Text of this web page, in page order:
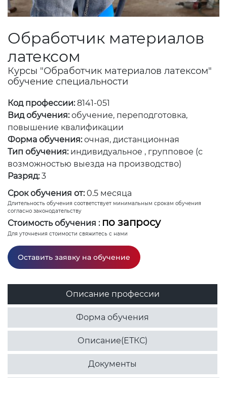
Обработчик материалов
латексом
Курсы "Обработчик материалов латексом"
обучение специальности
Код профессии:8141-051
Вид обучения: обучение, переподготовка,
повышение квалификации
Форма обучения: очная, дистанционная
Тип обучения: индивидуальное , групповое (с
возможностью выезда на производство)
Разряд: 3
Срок обучения от: 0.5 месяца
Длительность обучения соответствует минимальным срокам обучения
согласно законодательству
Стоимость обучения : по запросу
Для уточнения стоимости свяжитесь с нами
Оставить заявку на обучение
Описание профессии
Форма обучения
Описание(ЕТКС)
Документы